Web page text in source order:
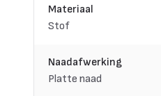
Materiaal
Stof
Naadafwerking
Platte naad